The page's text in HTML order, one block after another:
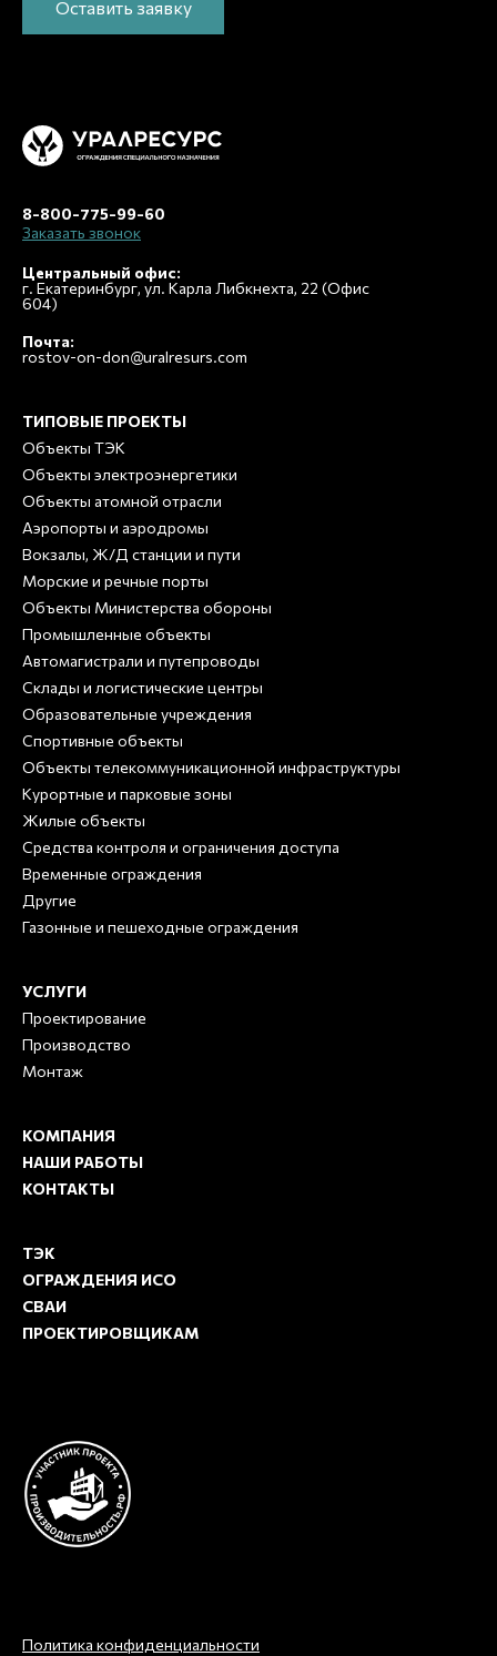
Оставить заявку
8-800-775-99-60
Заказать звонок
Центральный офис:
г. Екатеринбург, ул. Карла Либкнехта, 22 (Офис
604)
Почта:
rostov-on-don@uralresurs.com
ТИПОВЫЕ ПРОЕКТЫ
Объекты ТЭК
Объекты электроэнергетики
Объекты атомной отрасли
Аэропорты и аэродромы
Вокзалы, Ж/Д станции и пути
Морские и речные порты
Объекты Министерства обороны
Промышленные объекты
Автомагистрали и путепроводы
Склады и логистические центры
Образовательные учреждения
Спортивные объекты
Объекты телекоммуникационной инфраструктуры
Курортные и парковые зоны
Жилые объекты
Средства контроля и ограничения доступа
Временные ограждения
Другие
Газонные и пешеходные ограждения
УСЛУГИ
Проектирование
Производство
Монтаж
КОМПАНИЯ
НАШИ РАБОТЫ
КОНТАКТЫ
ТЭК
ОГРАЖДЕНИЯ ИСО
СВАИ
ПРОЕКТИРОВЩИКАМ
Политика конфиденциальности